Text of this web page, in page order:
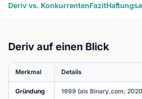
Deriv vs. KonkurrentenFazit
Deriv auf einen Blick
Merkmal Details
Gründung 1999 (als Binary.com;